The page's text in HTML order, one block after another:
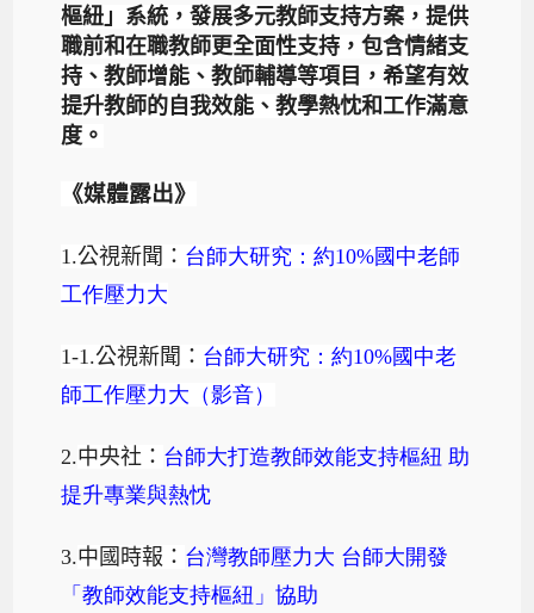
樞紐」系統，發展多元教師支持方案，提供
職前和在職教師更全面性支持，包含情緒支
持、教師增能、教師輔導等項目，希望有效
提升教師的自我效能、教學熱忱和工作滿意
度。
《媒體露出》
1.公視新聞： 台師大研究：約10%國中老師
工作壓力大
1-1.公視新聞： 台師大研究：約10%國中老
師工作壓力大（影音）
2.中央社： 台師大打造教師效能支持樞紐 助
提升專業與熱忱
3.中國時報： 台灣教師壓力大 台師大開發
「教師效能支持樞紐」協助